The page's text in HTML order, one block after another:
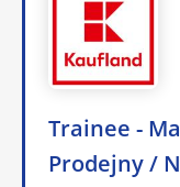
Trainee -
Prodejny /